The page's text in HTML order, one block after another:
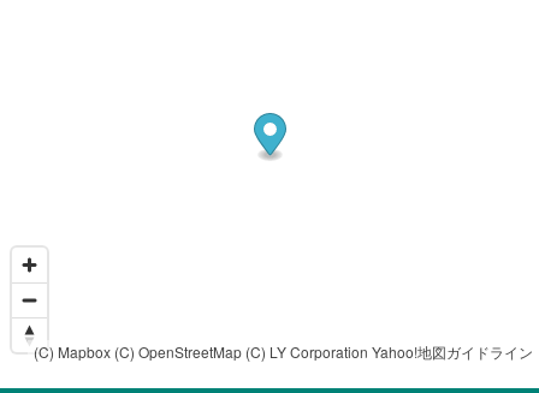
(C) Mapbox (C) OpenStreetMap (C) LY Corporation Yahoo!地図ガイドライン